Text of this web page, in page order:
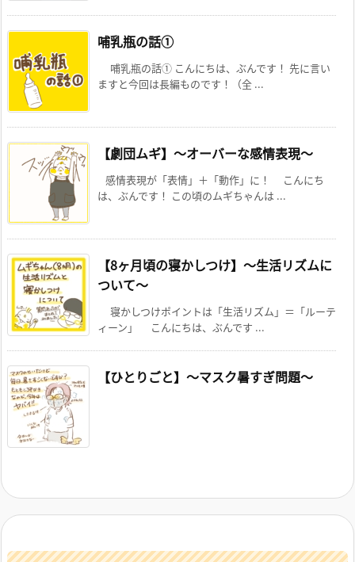
哺乳瓶の話①
哺乳瓶の話① こんにちは、ぶんです！ 先に言い
ますと今回は長編ものです！（全 ...
【劇団ムギ】～オーバーな感情表現～
感情表現が「表情」＋「動作」に！ こんにち
は、ぶんです！ この頃のムギちゃんは ...
【8ヶ月頃の寝かしつけ】～生活リズムに
ついて～
寝かしつけポイントは「生活リズム」＝「ルーテ
ィーン」 こんにちは、ぶんです ...
【ひとりごと】～マスク暑すぎ問題～